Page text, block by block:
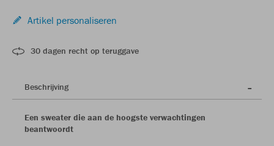
Artikel personaliseren
30 dagen recht op teruggave
Beschrijving
Een sweater die aan de hoogste verwachtingen
beantwoordt